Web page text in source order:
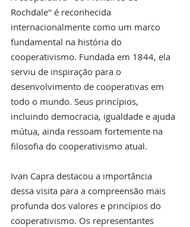
Rochdale" é reconhecida
internacionalmente como um marco
fundamental na história do
cooperativismo. Fundada em 1844, ela
serviu de inspiração para o
desenvolvimento de cooperativas em
todo o mundo. Seus princípios,
incluindo democracia, igualdade e ajuda
mútua, ainda ressoam fortemente na
filosofia do cooperativismo atual.
Ivan Capra destacou a importância
dessa visita para a compreensão mais
profunda dos valores e princípios do
cooperativismo. Os representantes